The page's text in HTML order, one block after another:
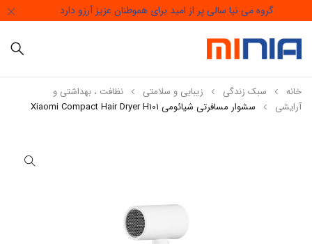
گروه می نیا سالی پر از امید برای هموطنان عزیز آرزو دارد
خانه سبک زندگی زیبایی و سلامتی
نظافت ، بهداشتی و
آرایشی
سشوار مسافرتی شیائومی Xiaomi Compact Hair Dryer H101